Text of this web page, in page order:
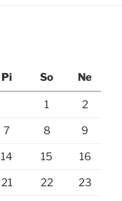
Pi So Ne
1 2
7 8 9
14 15 16
21 22 23